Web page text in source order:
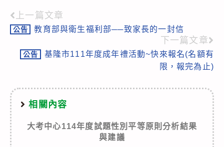
Read
more
articles
上一篇文章
公告 教育部與衛生福利部──致家長的一封信
下一篇文章
公告
基隆市111年度成年禮活動~快來報名(名額有
限，報完為止)
相關內容
大考中心114年度試題性別平等原則分析結果
與建議